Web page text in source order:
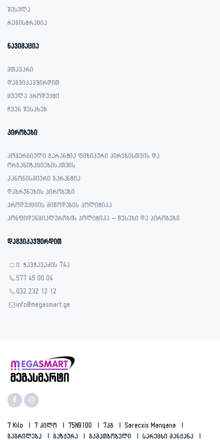
შესვლა
რეგისტრაცია
ნავიგაცია
მთავარი
დაგვიკავშირდით
ყველა პროდუქტი
ჩვენ შესახებ
პირობები
კომერციული გარანტია ფიზიკური პირებისთვის და
ორგანიზაციებისათვის
კანონისმიერი გარანტია
დაბრუნების პირობები
პროდუქციის მიწოდების პოლიტიკა
კონფიდენციალურობის პოლიტიკა – წესები და პირობები
დაგვიკავშირდით
ი. ჭავჭავაძის 74ა
577 45 00 04
032 232 12 12
info@megasmart.ge
7 Kilo 7 Კილო 75N9100 7კგ
Sarecxis Manqana
Გაგრილება
Გაზქურა Გამათბობელი Სარეცხი Მანქანა